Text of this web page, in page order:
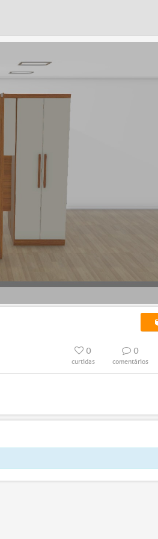
0
curtidas
0
comentários